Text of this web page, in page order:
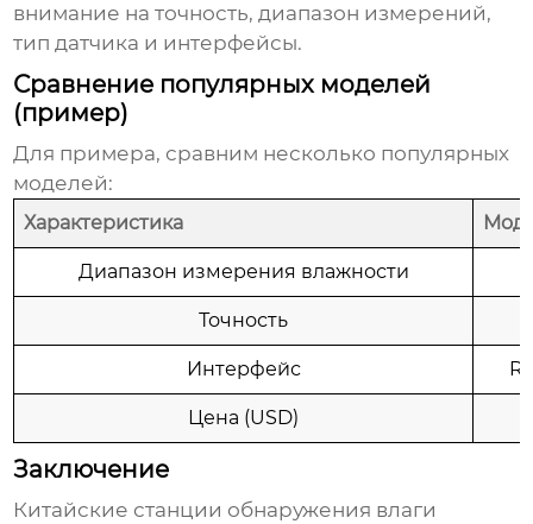
внимание на точность, диапазон измерений,
тип датчика и интерфейсы.
Сравнение популярных моделей
(пример)
Для примера, сравним несколько популярных
моделей:
Характеристика
Диапазон измерения влажности
Точность
Интерфейс
Цена (USD)
Заключение
Китайские станции обнаружения влаги